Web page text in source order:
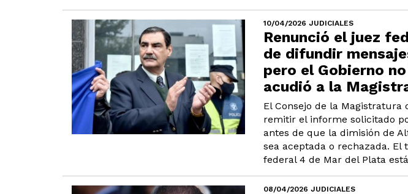
10/04/2026 JUDICIALES
Renunció el juez
de difundir
pero el Gobierno
acudió a la
El Consejo de la Magistratura
remitir el informe solicitado
antes de que la dimisión de
sea aceptada o rechazada.
federal 4 de Mar del Plata
08/04/2026 JUDICIALES